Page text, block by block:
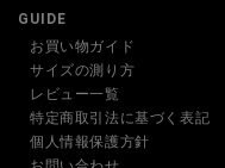
GUIDE
お買い物ガイド
サイズの測り方
レビュー一覧
特定商取引法に基づく表記
個人情報保護方針